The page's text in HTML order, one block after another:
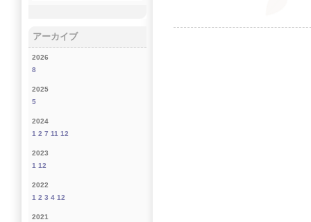
アーカイブ
2026
8
2025
5
2024
1 2 7 11 12
2023
1 12
2022
1 2 3 4 12
2021